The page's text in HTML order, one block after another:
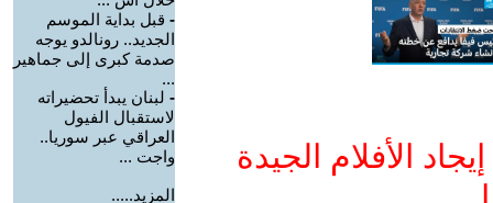
الأفلام الجيدة
- قبل بداية الموسم
الجديد.. رونالدو يوجه
صدمة كبرى إلى جماهير
...
- لبنان يبدأ تحضيراته
لاستقبال الفيول
العراقي عبر سوريا..
واجت ...
المزيد.....